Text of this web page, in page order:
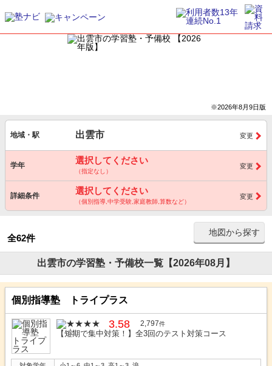
※2026年8月9日版
地域・駅 出雲市 変更
学年 選択してください
（指定なし）
変更
詳細条件 選択してください
（個別指導,中学受験,家庭教師,算数など）
変更
全62件
地図から探す
出雲市の学習塾・予備校一覧【2026年08月】
個別指導塾 トライプラス
3.58 2,797件
【短期で集中対策！】全3回のテスト対策コース